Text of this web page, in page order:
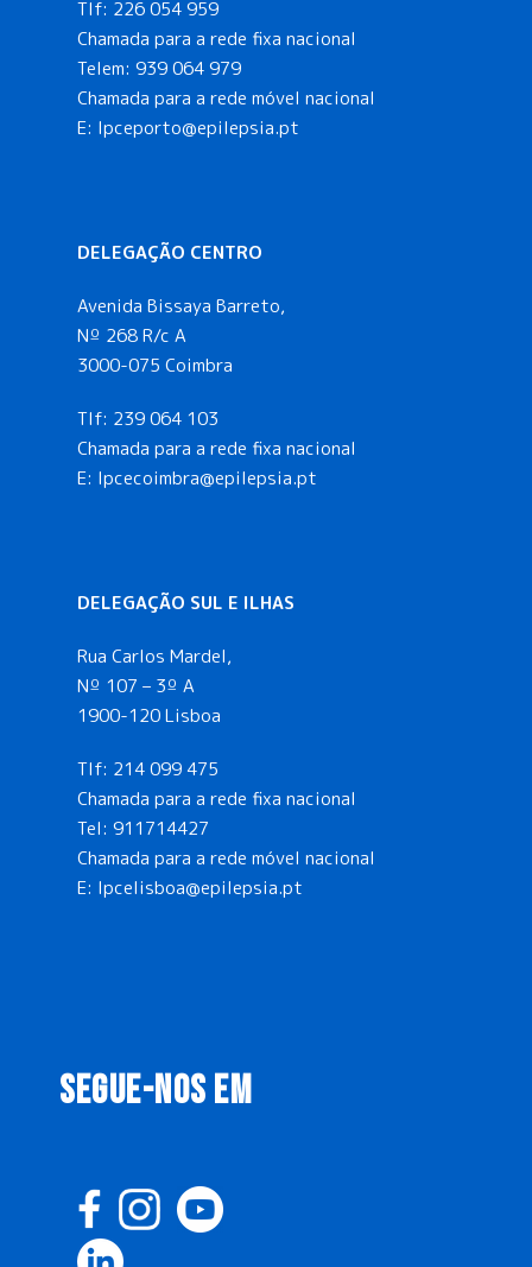
Tlf: 226 054 959
Chamada para a rede fixa nacional
Telem: 939 064 979
Chamada para a rede móvel nacional
E: lpceporto@epilepsia.pt
DELEGAÇÃO CENTRO
Avenida Bissaya Barreto,
Nº 268 R/c A
3000-075 Coimbra
Tlf: 239 064 103
Chamada para a rede fixa nacional
E: lpcecoimbra@epilepsia.pt
DELEGAÇÃO SUL E ILHAS
Rua Carlos Mardel,
Nº 107 – 3º A
1900-120 Lisboa
Tlf: 214 099 475
Chamada para a rede fixa nacional
Tel: 911714427
Chamada para a rede móvel nacional
E: lpcelisboa@epilepsia.pt
SEGUE-NOS EM